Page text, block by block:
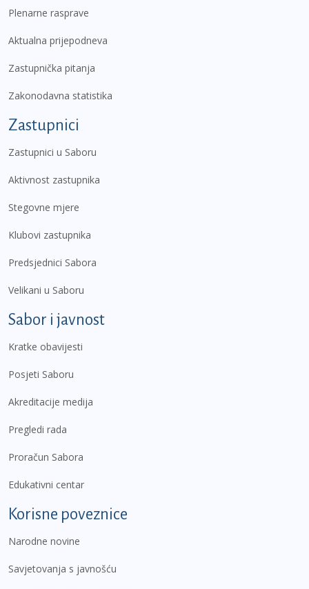
Plenarne rasprave
Aktualna prijepodneva
Zastupnička pitanja
Zakonodavna statistika
Zastupnici
Zastupnici u Saboru
Aktivnost zastupnika
Stegovne mjere
Klubovi zastupnika
Predsjednici Sabora
Velikani u Saboru
Sabor i javnost
Kratke obavijesti
Posjeti Saboru
Akreditacije medija
Pregledi rada
Proračun Sabora
Edukativni centar
Korisne poveznice
Narodne novine
Savjetovanja s javnošću